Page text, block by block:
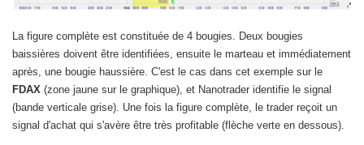
La figure complète est constituée de 4 bougies. Deux bougies
baissières doivent être identifiées, ensuite le marteau et immédiatement
après, une bougie haussière. C'est le cas dans cet exemple sur le
FDAX (zone jaune sur le graphique), et Nanotrader identifie le signal
(bande verticale grise). Une fois la figure complète, le trader reçoit un
signal d'achat qui s'avère être très profitable (flèche verte en dessous).